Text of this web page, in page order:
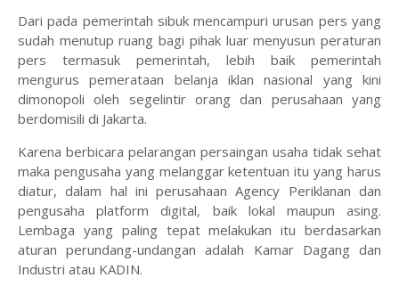
Dari pada pemerintah sibuk mencampuri urusan pers yang
sudah menutup ruang bagi pihak luar menyusun peraturan
pers termasuk pemerintah, lebih baik pemerintah
mengurus pemerataan belanja iklan nasional yang kini
dimonopoli oleh segelintir orang dan perusahaan yang
berdomisili di Jakarta.
Karena berbicara pelarangan persaingan usaha tidak sehat
maka pengusaha yang melanggar ketentuan itu yang harus
diatur, dalam hal ini perusahaan Agency Periklanan dan
pengusaha platform digital, baik lokal maupun asing.
Lembaga yang paling tepat melakukan itu berdasarkan
aturan perundang-undangan adalah Kamar Dagang dan
Industri atau KADIN.